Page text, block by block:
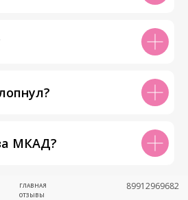
МКАД?
ОТЗЫВЫ
ГЛАВНАЯ 89912969682